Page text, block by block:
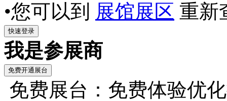
•您可以到 展馆展区 重新
我是参展商
免费展台：免费体验优